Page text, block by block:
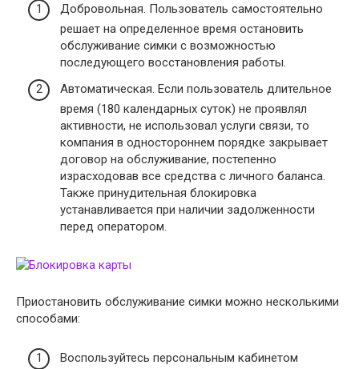
Добровольная. Пользователь самостоятельно
решает на определенное время остановить
обслуживание симки с возможностью
последующего восстановления работы.
Автоматическая. Если пользователь длительное
время (180 календарных суток) не проявлял
активности, не использовал услуги связи, то
компания в одностороннем порядке закрывает
договор на обслуживание, постепенно
израсходовав все средства с личного баланса.
Также принудительная блокировка
устанавливается при наличии задолженности
перед оператором.
Приостановить обслуживание симки можно несколькими
способами:
Воспользуйтесь персональным кабинетом